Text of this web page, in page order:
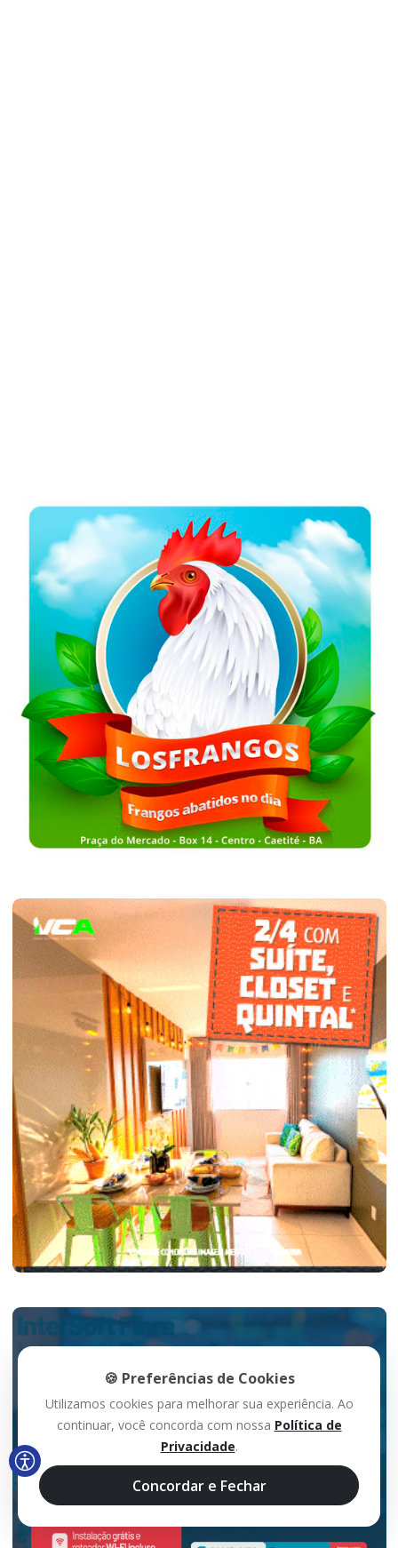
🍪 Preferências de Cookies
Utilizamos cookies para melhorar sua experiência. Ao
continuar, você concorda com nossa Política de
Privacidade.
Concordar e Fechar